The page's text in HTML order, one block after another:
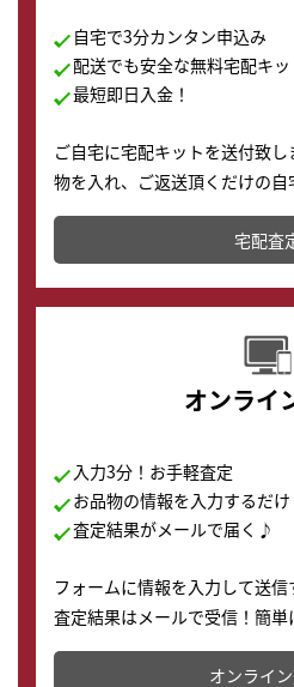
自宅で3分カンタン申込み
配送でも安全な無料宅配キ
最短即日入金！
ご自宅に宅配キットを送付致
物を入れ、ご返送頂くだけの
テムです。
配送でも簡単&安全に査定・買
す。
宅配査
オンライ
入力3分！お手軽査定
お品物の情報を入力するだけ
査定結果がメールで届く♪
フォームに情報を入力して送信
査定結果はメールで受信！簡
かります。
オンライ